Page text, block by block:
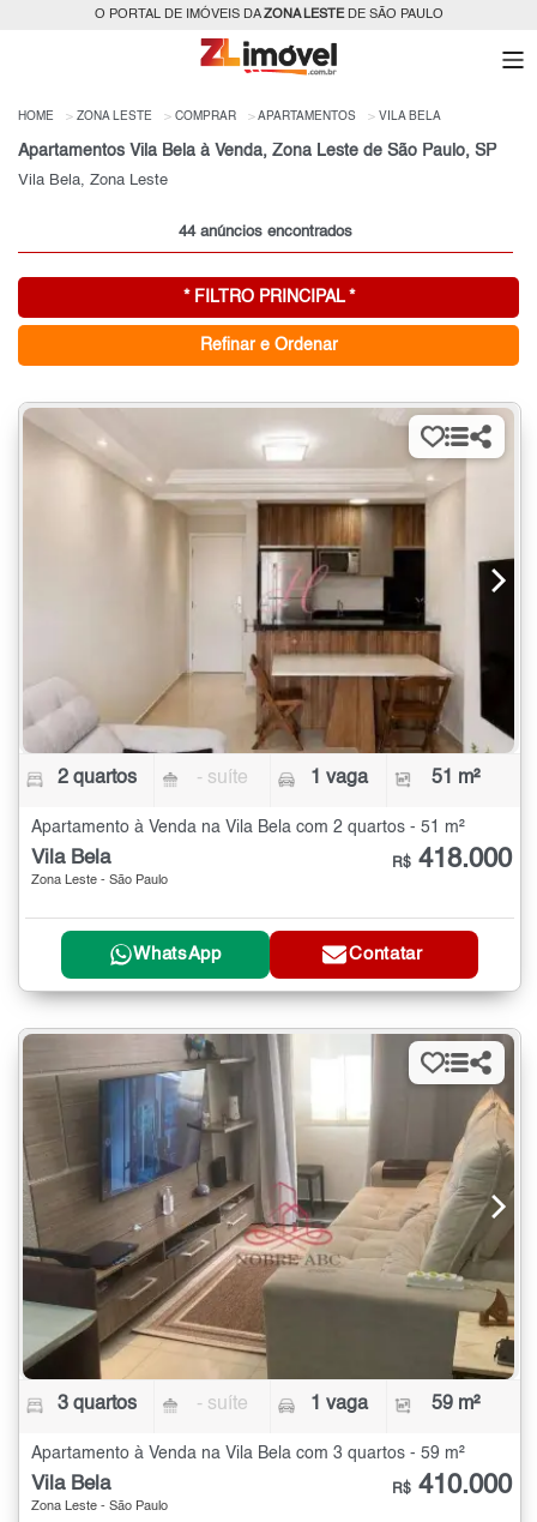
O PORTAL DE IMÓVEIS DAZONA LESTEDE SÃO PAULO
HOME ZONA LESTE COMPRAR APARTAMENTOS VILA BELA
Apartamentos Vila Bela à Venda, Zona Leste de São Paulo, SP
Vila Bela, Zona Leste
44 anúncios encontrados
* FILTRO PRINCIPAL *
Refinar e Ordenar
2 quartos - suíte 1 vaga 51 m²
Apartamento à Venda na Vila Bela com 2 quartos - 51 m²
Vila Bela
Zona Leste - São Paulo
R$ 418.000
WhatsApp Contatar
3 quartos - suíte 1 vaga 59 m²
Apartamento à Venda na Vila Bela com 3 quartos - 59 m²
Vila Bela
Zona Leste - São Paulo
R$ 410.000